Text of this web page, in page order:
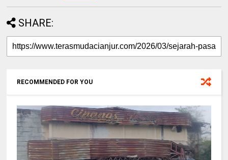
SHARE:
RECOMMENDED FOR YOU